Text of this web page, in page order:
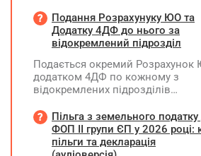
грудні 2024 року, при його
було сформовано ПК з ПДВ. У
червні 2026 року один з інверторів
підлягає. У липні 2026 року
підприємство придбало новий
інвертор і власними силами
несправного. Як відобразити ці
операції в бухобліку та які
виникають наслідки з ПДВ?
Подання Розрахунуку ЮО та
Додатку 4ДФ до нього за
відокремлений підрозділ
Подається окремий Розрахунок
додатком 4ДФ по кожному з
відокремлених підрозділів
нараховувати, утримувати і
сплачувати (перераховувати)
податок на доходи фізичних осіб
бюджету
Пільга з земельного
ФОП ІІ групи ЄП у 2026 році:
пільги та декларація